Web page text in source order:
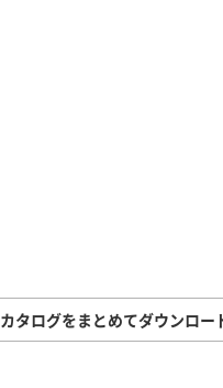
カタログをまとめてダウンロー